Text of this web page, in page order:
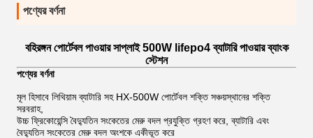
পণ্যের বর্ণনা
বহিরঙ্গন পোর্টেবল পাওয়ার সাপ্লাই 500W lifepo4 ব্যাটারি পাওয়ার ব্যাংক
স্টেশন
পণ্যের বর্ণনা
মূল হিসাবে লিথিয়াম ব্যাটারি সহ HX-500W পোর্টেবল শক্তি সঞ্চয়স্থানের শক্তি
সরবরাহ,
উচ্চ ফ্রিকোয়েন্সি বৈদ্যুতিন সংকেতের মেরু বদল প্রযুক্তি গ্রহণ করে, ব্যাটারি এবং
বৈদ্যুতিন সংকেতের মেরু বদল অংশকে একীভূত করে